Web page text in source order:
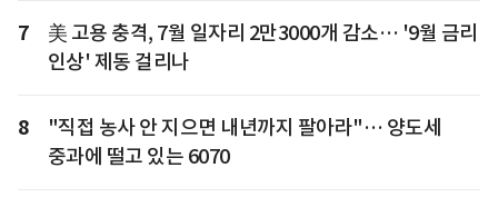
7
美 고용 충격, 7월 일자리 2만3000개 감소… '9월 금리
인상' 제동 걸리나
8
"직접 농사 안 지으면 내년까지 팔아라"… 양도세
중과에 떨고 있는 6070